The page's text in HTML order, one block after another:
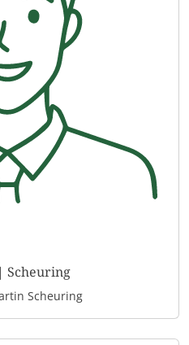
Scheuring
Scheuring